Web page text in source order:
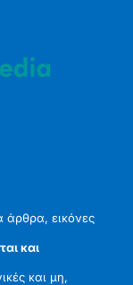
άρθρα, εικόνες
και
και μη,